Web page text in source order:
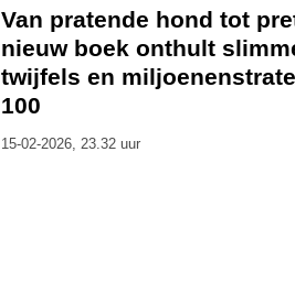
Van pratende hond tot
nieuw boek onthult
twijfels en
100
15-02-2026, 23.32 uur